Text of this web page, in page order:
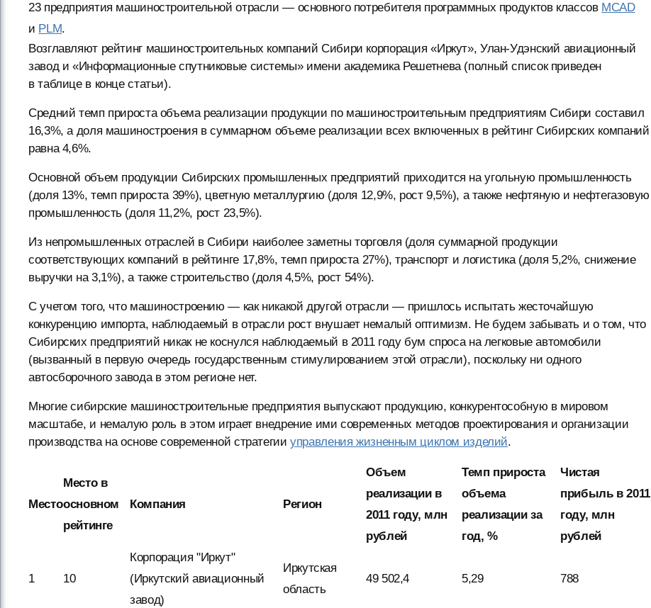
23 предприятия машиностроительной отрасли — основного потребителя программных продуктов классов MCAD
и PLM.
Возглавляют рейтинг машиностроительных компаний Сибири корпорация «Иркут», Улан-Удэнский авиационный
завод и «Информационные спутниковые системы» имени академика Решетнева (полный список приведен
в таблице в конце статьи).
Средний темп прироста объема реализации продукции по машиностроительным предприятиям Сибири составил
16,3%, а доля машиностроения в суммарном объеме реализации всех включенных в рейтинг Сибирских компаний
равна 4,6%.
Основной объем продукции Сибирских промышленных предприятий приходится на угольную промышленность
(доля 13%, темп прироста 39%), цветную металлургию (доля 12,9%, рост 9,5%), а также нефтяную и нефтегазовую
промышленность (доля 11,2%, рост 23,5%).
Из непромышленных отраслей в Сибири наиболее заметны торговля (доля суммарной продукции
соответствующих компаний в рейтинге 17,8%, темп прироста 27%), транспорт и логистика (доля 5,2%, снижение
выручки на 3,1%), а также строительство (доля 4,5%, рост 54%).
С учетом того, что машиностроению — как никакой другой отрасли — пришлось испытать жесточайшую
конкуренцию импорта, наблюдаемый в отрасли рост внушает немалый оптимизм. Не будем забывать и о том, что
Сибирских предприятий никак не коснулся наблюдаемый в 2011 году бум спроса на легковые автомобили
(вызванный в первую очередь государственным стимулированием этой отрасли), поскольку ни одного
автосборочного завода в этом регионе нет.
Многие сибирские машиностроительные предприятия выпускают продукцию, конкурентособную в мировом
масштабе, и немалую роль в этом играет внедрение ими современных методов проектирования и организации
производства на основе современной стратегииуправления жизненным циклом изделий.
Место
Место в
основном
рейтинге
Компания Регион
Объем
реализации в
2011 году, млн
рублей
Темп прироста
объема
реализации за
год, %
Чистая
прибыль в 2011
году, млн
рублей
1 10
Корпорация "Иркут"
(Иркутский авиационный
завод)
Иркутская
область
49 502,4 5,29 788